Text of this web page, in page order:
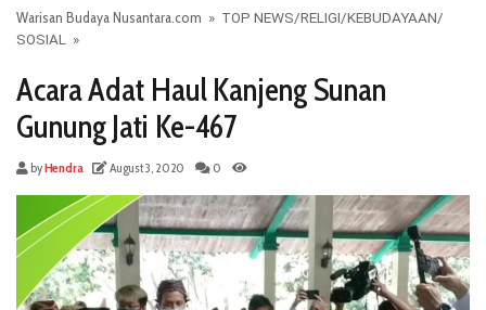
Warisan Budaya Nusantara.com » TOP NEWS/RELIGI/KEBUDAYAAN/
SOSIAL
»
Acara Adat Haul Kanjeng Sunan
Gunung Jati Ke-467
byHendra August 3, 2020 0